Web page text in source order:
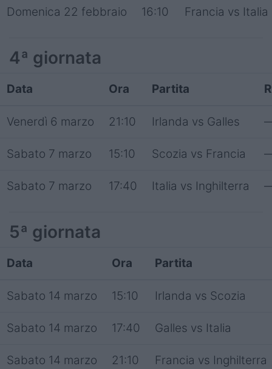
Domenica 22 febbraio 16:10 Francia vs Italia
4ª giornata
Data Ora Partita
Venerdì 6 marzo 21:10 Irlanda vs Galles
Sabato 7 marzo 15:10 Scozia vs Francia
Sabato 7 marzo 17:40 Italia vs Inghilterra
5ª giornata
Data Ora Partita
Sabato 14 marzo 15:10 Irlanda vs Scozia
Sabato 14 marzo 17:40 Galles vs Italia
Sabato 14 marzo 21:10 Francia vs Inghilterra